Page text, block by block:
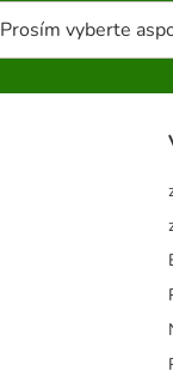
Prosím vyberte